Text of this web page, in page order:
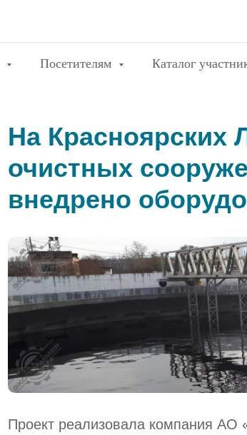
Посетителям Каталог
На Красноярских
очистных
внедрено
Проект реализовала компания